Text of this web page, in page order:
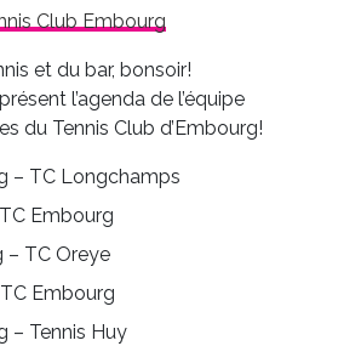
et du bar, bonsoir!
l’agenda de l’équipe
du Tennis Club d’Embourg!
– TC Longchamps
Embourg
– TC Oreye
Embourg
– Tennis Huy